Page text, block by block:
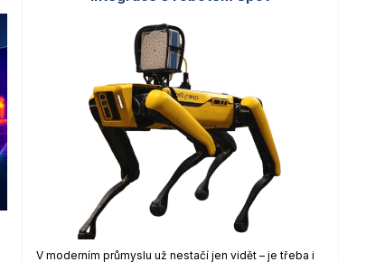
V moderním průmyslu už nestačí jen vidět – je třeba i